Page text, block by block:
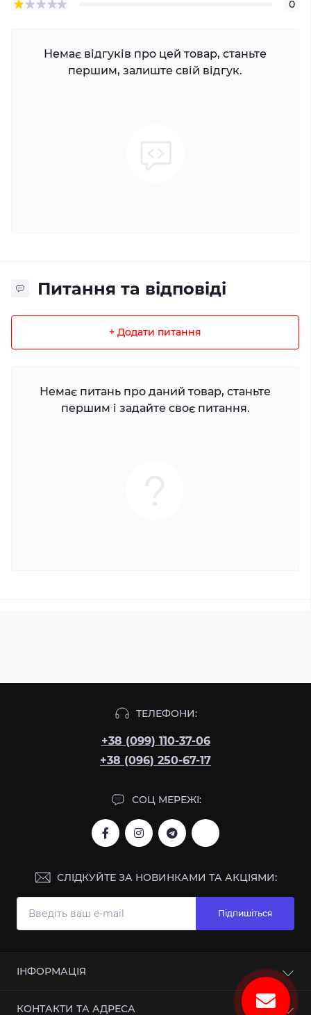
0
Немає відгуків про цей товар, станьте
першим, залиште свій відгук.
Питання та відповіді
+ Додати питання
Немає питань про даний товар, станьте
першим і задайте своє питання.
ТЕЛЕФОНИ:
+38 (099) 110-37-06
+38 (096) 250-67-17
СОЦ МЕРЕЖІ:
СЛІДКУЙТЕ ЗА НОВИНКАМИ ТА АКЦІЯМИ:
Підпишіться
ІНФОРМАЦІЯ
КОНТАКТИ ТА АДРЕСА